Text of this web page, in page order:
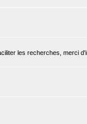
les recherches, merci